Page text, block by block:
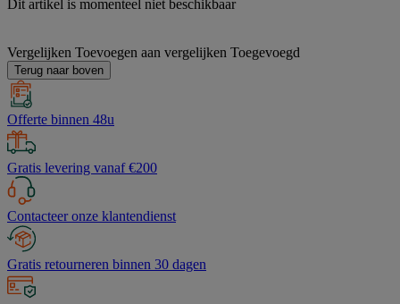
Dit artikel is momenteel niet beschikbaar
Vergelijken Toevoegen aan vergelijken Toegevoegd
Terug naar boven
Offerte binnen 48u
Gratis levering vanaf €200
Contacteer onze klantendienst
Gratis retourneren binnen 30 dagen